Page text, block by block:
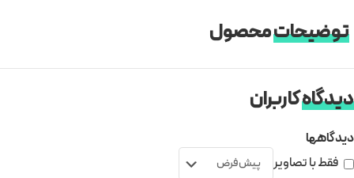
توضیحاتمحصول
دیدگاهکاربران
دیدگاهها
فقط با تصاویر